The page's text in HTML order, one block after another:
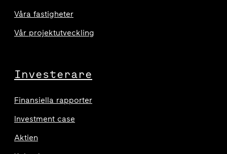
Våra fastigheter
Vår projektutveckling
Investerare
Finansiella rapporter
Investment case
Aktien